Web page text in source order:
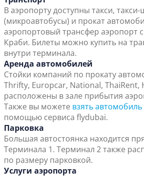
В аэропорту доступны такси,
(микроавтобусы) и прокат
аэропортовый трансфер аэропорт
Краби. Билеты можно купить на
внутри терминала.
Аренда автомобилей
Стойки компаний по прокату
Thrifty, Europcar, National, ThaiRent,
расположены в зале прибытия
Также вы можете взять
помощью сервиса flydubai.
Парковка
Большая автостоянка находится
Терминала 1. Терминал 2 также
по размеру парковкой.
Услуги аэропорта